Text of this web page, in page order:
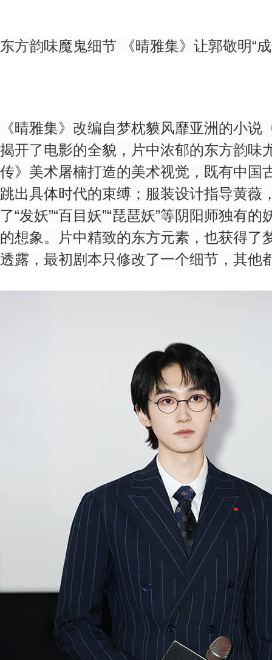
东方韵味魔鬼细节 《晴雅集》让郭敬明“
《晴雅集》改编自梦枕貘风靡亚洲的小说
揭开了电影的全貌，片中浓郁的东方韵味
传》美术屠楠打造的美术视觉，既有中国
跳出具体时代的束缚；服装设计指导黄薇
了“发妖”“百目妖”“琵琶妖”等阴阳师独有
的想象。片中精致的东方元素，也获得
透露，最初剧本只修改了一个细节，其他